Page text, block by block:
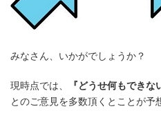
みなさん、いかがでしょうか？
現時点では、
『どうせ何もできな
とのご意見を多数頂くとことが予